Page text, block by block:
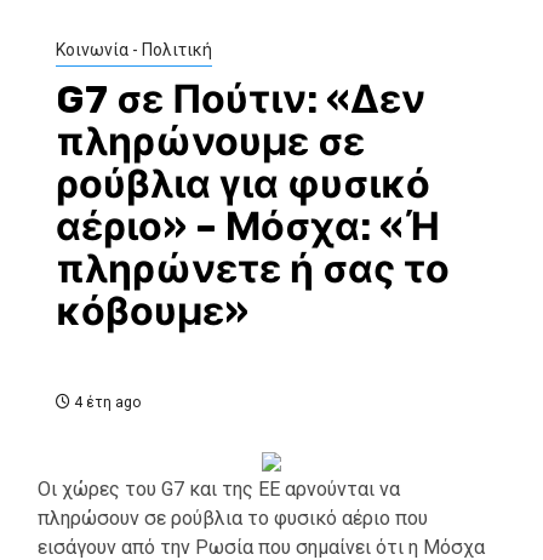
Κοινωνία - Πολιτική
G7 σε Πούτιν: «Δεν
πληρώνουμε σε
ρούβλια για φυσικό
αέριο» – Μόσχα: «Ή
πληρώνετε ή σας το
κόβουμε»
4 έτη ago
Oι χώρες του G7 και της ΕΕ αρνούνται να
πληρώσουν σε ρούβλια το φυσικό αέριο που
εισάγουν από την Ρωσία που σημαίνει ότι η Μόσχα